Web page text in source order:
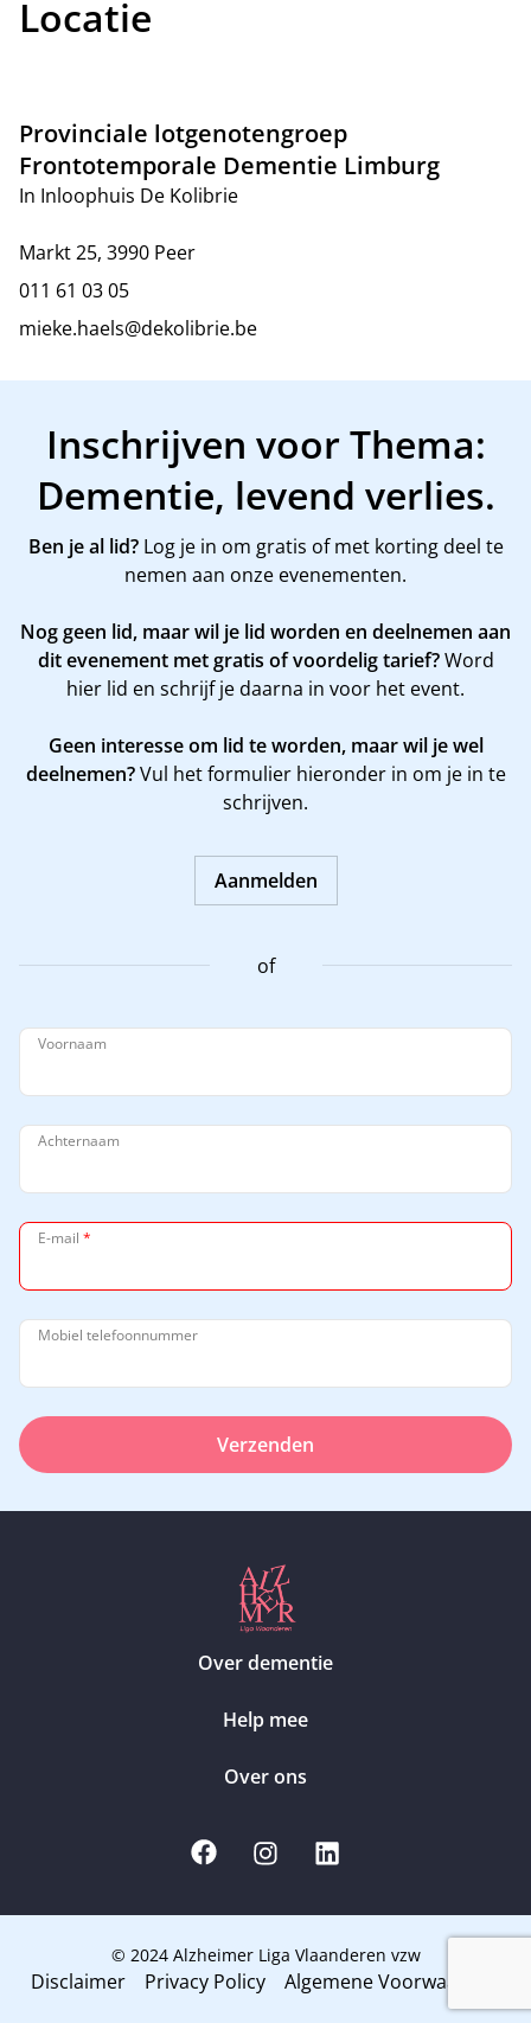
Locatie
Provinciale lotgenotengroep
Frontotemporale Dementie Limburg
In Inloophuis De Kolibrie
Markt 25, 3990 Peer
011 61 03 05
mieke.haels@dekolibrie.be
Inschrijven voor Thema:
Dementie, levend verlies.
Ben je al lid?Log je in om gratis of met korting deel te
nemen aan onze evenementen.
Nog geen lid, maar wil je lid worden en deelnemen aan
dit evenement met gratis of voordelig tarief?Word
hier lid en schrijf je daarna in voor het event.
Geen interesse om lid te worden, maar wil je wel
deelnemen?Vul het formulier hieronder in om je in te
schrijven.
Aanmelden
of
Voornaam
Achternaam
E-mail *
Mobiel telefoonnummer
Verzenden
Over dementie
Help mee
Over ons
© 2024 Alzheimer Liga Vlaanderen vzw
Disclaimer Privacy Policy Algemene Voorwaarden